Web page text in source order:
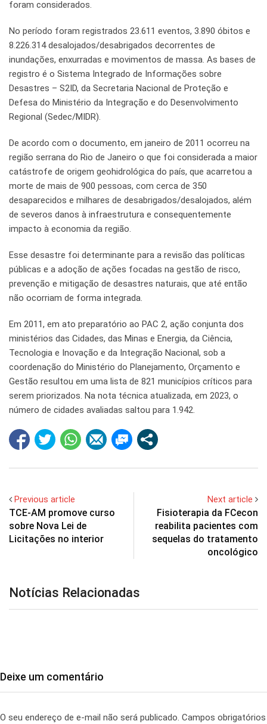
foram considerados.
No período foram registrados 23.611 eventos, 3.890 óbitos e
8.226.314 desalojados/desabrigados decorrentes de
inundações, enxurradas e movimentos de massa. As bases de
registro é o Sistema Integrado de Informações sobre
Desastres – S2ID, da Secretaria Nacional de Proteção e
Defesa do Ministério da Integração e do Desenvolvimento
Regional (Sedec/MIDR).
De acordo com o documento, em janeiro de 2011 ocorreu na
região serrana do Rio de Janeiro o que foi considerada a maior
catástrofe de origem geohidrológica do país, que acarretou a
morte de mais de 900 pessoas, com cerca de 350
desaparecidos e milhares de desabrigados/desalojados, além
de severos danos à infraestrutura e consequentemente
impacto à economia da região.
Esse desastre foi determinante para a revisão das políticas
públicas e a adoção de ações focadas na gestão de risco,
prevenção e mitigação de desastres naturais, que até então
não ocorriam de forma integrada.
Em 2011, em ato preparatório ao PAC 2, ação conjunta dos
ministérios das Cidades, das Minas e Energia, da Ciência,
Tecnologia e Inovação e da Integração Nacional, sob a
coordenação do Ministério do Planejamento, Orçamento e
Gestão resultou em uma lista de 821 municípios críticos para
serem priorizados. Na nota técnica atualizada, em 2023, o
número de cidades avaliadas saltou para 1.942.
Previous article
TCE-AM promove curso
sobre Nova Lei de
Licitações no interior
Next article
Fisioterapia da FCecon
reabilita pacientes com
sequelas do tratamento
oncológico
Notícias Relacionadas
Deixe um comentário
O seu endereço de e-mail não será publicado. Campos obrigatórios